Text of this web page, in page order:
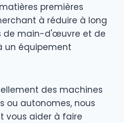
premières
à réduire à long
de main-d'œuvre et de
un équipement
des machines
ou autonomes, nous
vous aider à faire